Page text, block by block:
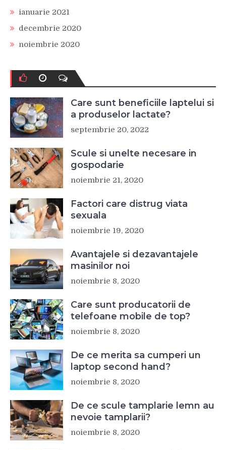
ianuarie 2021
decembrie 2020
noiembrie 2020
Care sunt beneficiile laptelui si
a produselor lactate?
septembrie 20, 2022
Scule si unelte necesare in
gospodarie
noiembrie 21, 2020
Factori care distrug viata
sexuala
noiembrie 19, 2020
Avantajele si dezavantajele
masinilor noi
noiembrie 8, 2020
Care sunt producatorii de
telefoane mobile de top?
noiembrie 8, 2020
De ce merita sa cumperi un
laptop second hand?
noiembrie 8, 2020
De ce scule tamplarie lemn au
nevoie tamplarii?
noiembrie 8, 2020